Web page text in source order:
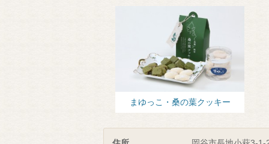
まゆっこ・桑の葉クッキー